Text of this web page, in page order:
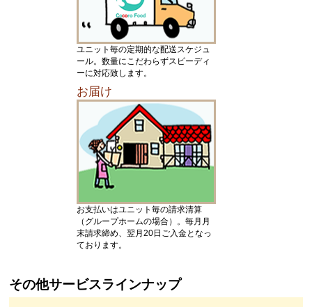
ユニット毎の定期的な配送スケジュ
ール。数量にこだわらずスピーディ
ーに対応致します。
お届け
お支払いはユニット毎の請求清算
（グループホームの場合）。毎月月
末請求締め、翌月20日ご入金となっ
ております。
その他サービスラインナップ